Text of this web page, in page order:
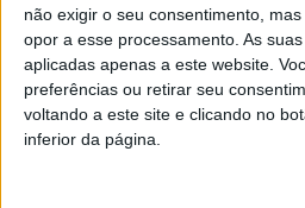
não exigir o seu consentimento,
opor a esse processamento. As
aplicadas apenas a este website.
preferências ou retirar seu
voltando a este site e clicando no
inferior da página.
Académica conta que os atletas
notável demonstração de
determinação, alcançando o tão
enaltecendo a sua instituição e
empenho na busca pela